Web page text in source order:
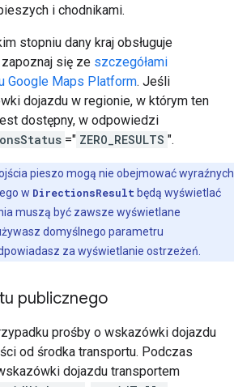
i chodnikami.
stopniu dany kraj obsługuje
się ze szczegółami
Google Maps Platform. Jeśli
dojazdu w regionie, w którym ten
dostępny, w odpowiedzi
=" ZERO_RESULTS ".
pieszo mogą nie obejmować wyraźnych
w DirectionsResult będą wyświetlać
muszą być zawsze wyświetlane
domyślnego parametru
za wyświetlanie ostrzeżeń.
publicznego
prośby o wskazówki dojazdu
od środka transportu. Podczas
dojazdu transportem